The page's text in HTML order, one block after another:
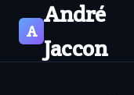
A
André
Jaccon